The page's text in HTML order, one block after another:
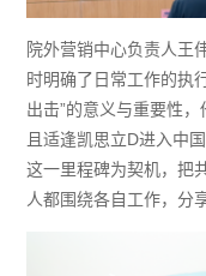
院外营销中心负责人王
时明确了日常工作的执
出击”的意义与重要性
且适逢凯思立D进入中
这一里程碑为契机，把
人都围绕各自工作，分